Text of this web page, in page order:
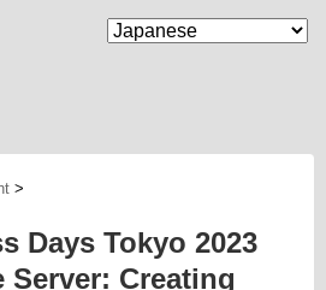
MENU
>
Days Tokyo 2023
Server: Creating